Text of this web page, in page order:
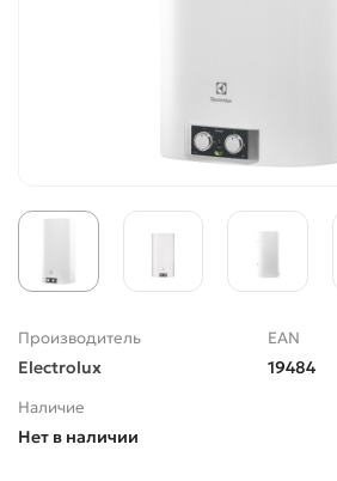
Производитель
Electrolux
EAN
19484
Наличие
Нет в наличии